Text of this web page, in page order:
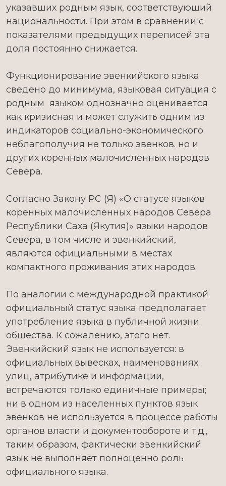
указавших родным язык, соответствующий
национальности. При этом в сравнении с
показателями предыдущих переписей эта
доля постоянно снижается.
Функционирование эвенкийского языка
сведено до минимума, языковая ситуация с
родным языком однозначно оценивается
как кризисная и может служить одним из
индикаторов социально-экономического
неблагополучия не только эвенков. но и
других коренных малочисленных народов
Севера.
Согласно Закону РС (Я) «О статусе языков
коренных малочисленных народов Севера
Республики Саха (Якутия)» языки народов
Севера, в том числе и эвенкийский,
являются официальными в местах
компактного проживания этих народов.
По аналогии с международной практикой
официальный статус языка предполагает
употребление языка в публичной жизни
общества. К сожалению, этого нет.
Эвенкийский язык не используется: в
официальных вывесках, наименованиях
улиц, атрибутике и информации,
встречаются только единичные примеры;
ни в одном из населенных пунктов язык
эвенков не используется в процессе работы
органов власти и документообороте и т.д.,
таким образом, фактически эвенкийский
язык не выполняет полноценно роль
официального языка.